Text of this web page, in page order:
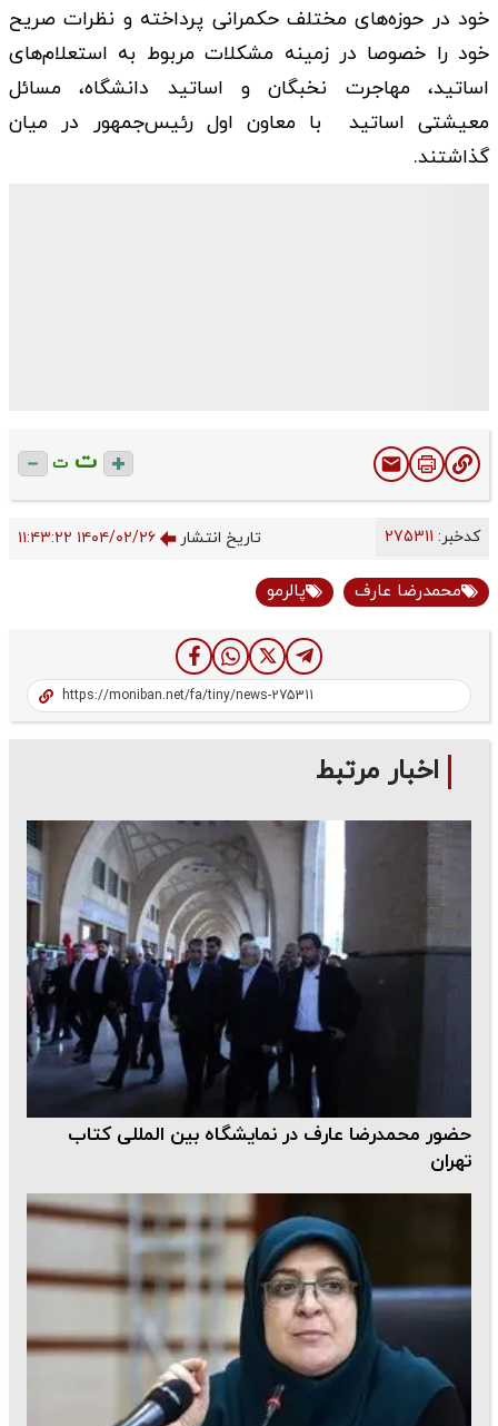
خود در حوزه‌های مختلف حکمرانی پرداخته و نظرات صریح
خود را خصوصا در زمینه‌ مشکلات مربوط به استعلام‌های
اساتید، مهاجرت نخبگان و اساتید دانشگاه، مسائل
معیشتی اساتید با معاون اول رئیس‌جمهور در میان
گذاشتند.
ت ت
کدخبر: تاریخ انتشار ۱۴۰۴/۰۲/۲۶ ۱۱:۴۳:۲۲
محمدرضا عارف پالرمو
اخبار مرتبط
حضور محمدرضا عارف در نمایشگاه بین المللی کتاب
تهران